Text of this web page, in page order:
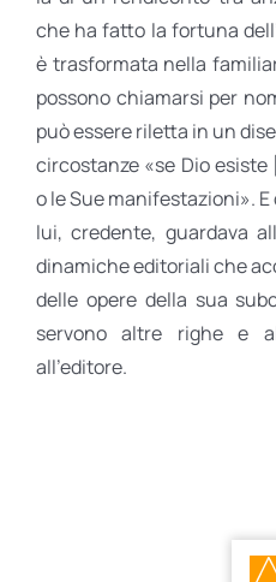
che ha fatto la fortuna
è trasformata nella
possono chiamarsi per
può essere riletta in un
circostanze «se Dio
o le Sue manifestazioni».
lui, credente, guardava
dinamiche editoriali che
delle opere della sua
servono altre righe e
all’editore.